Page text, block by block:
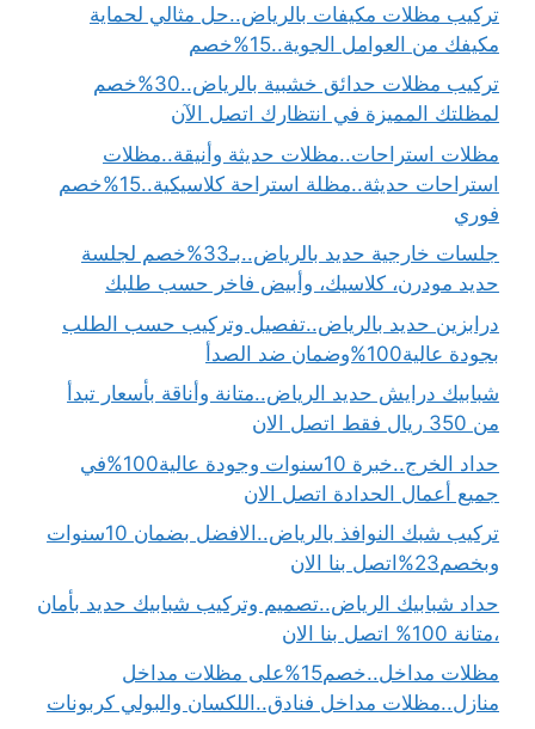
تركيب مظلات مكيفات بالرياض..حل مثالي لحماية
مكيفك من العوامل الجوية..15%خصم
تركيب مظلات حدائق خشبية بالرياض..30%خصم
لمظلتك المميزة في انتظارك اتصل الآن
مظلات استراحات..مظلات حديثة وأنيقة..مظلات
استراحات حديثة..مظلة استراحة كلاسيكية..15%خصم
فوري
جلسات خارجية حديد بالرياض..بـ33%خصم لجلسة
حديد مودرن، كلاسيك، وأبيض فاخر حسب طلبك
درابزين حديد بالرياض..تفصيل وتركيب حسب الطلب
بجودة عالية100%وضمان ضد الصدأ
شبابيك درايش حديد الرياض..متانة وأناقة بأسعار تبدأ
من 350 ريال فقط اتصل الان
حداد الخرج..خبرة 10سنوات وجودة عالية100%في
جميع أعمال الحدادة اتصل الان
تركيب شبك النوافذ بالرياض..الافضل بضمان 10سنوات
وبخصم23%اتصل بنا الان
حداد شبابيك الرياض..تصميم وتركيب شبابيك حديد بأمان
،متانة 100% اتصل بنا الان
مظلات مداخل..خصم15%على مظلات مداخل
منازل..مظلات مداخل فنادق..اللكسان والبولي كربونات